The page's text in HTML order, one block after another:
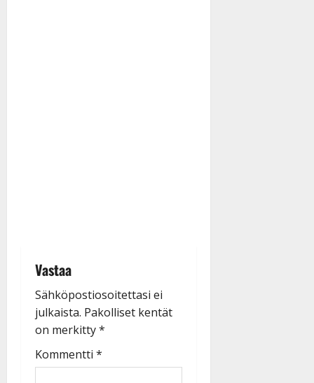
Vastaa
Sähköpostiosoitettasi ei
julkaista. Pakolliset kentät
on merkitty*
Kommentti *